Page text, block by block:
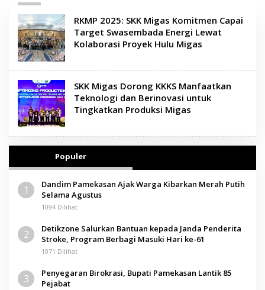
RKMP 2025: SKK Migas Komitmen Capai
Target Swasembada Energi Lewat
Kolaborasi Proyek Hulu Migas
SKK Migas Dorong KKKS Manfaatkan
Teknologi dan Berinovasi untuk
Tingkatkan Produksi Migas
Populer
1
Dandim Pamekasan Ajak Warga Kibarkan Merah Putih
Selama Agustus
1094 Dilihat
2
Detikzone Salurkan Bantuan kepada Janda Penderita
Stroke, Program Berbagi Masuki Hari ke-61
1071 Dilihat
3
Penyegaran Birokrasi, Bupati Pamekasan Lantik 85
Pejabat